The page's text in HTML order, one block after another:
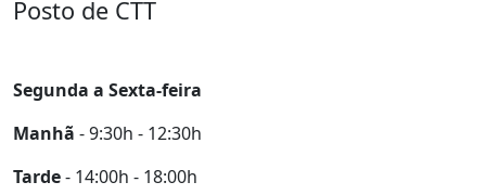
Posto de CTT
Segunda a Sexta-feira
Manhã - 9:30h - 12:30h
Tarde- 14:00h - 18:00h